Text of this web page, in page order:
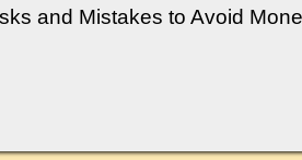
and Mistakes to Avoid
순간 입니다. 실제로 제가 중
씀하십니다. “내 대출인데 왜